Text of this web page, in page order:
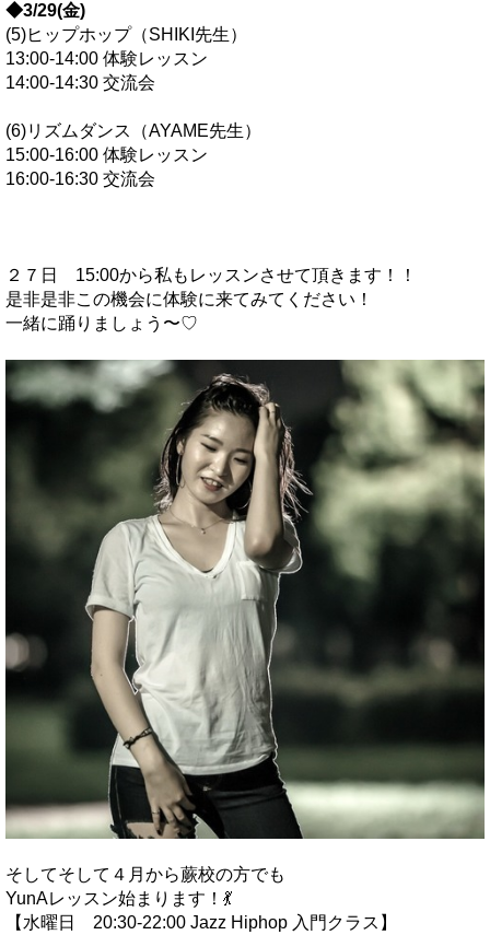
◆3/29(金)
(5)ヒップホップ（SHIKI先生）
13:00-14:00 体験レッスン
14:00-14:30 交流会
(6)リズムダンス（AYAME先生）
15:00-16:00 体験レッスン
16:00-16:30 交流会
２７日 15:00から私もレッスンさせて頂きます！！
是非是非この機会に体験に来てみてください！
一緒に踊りましょう〜♡
そしてそして４月から蕨校の方でも
YunAレッスン始まります！💃
【水曜日 20:30-22:00 Jazz Hiphop 入門クラス】